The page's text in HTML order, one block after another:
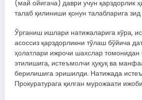
(май ойигача) даври учун қарздорлик
талаб қилиниши қонун талабларига
Ўрганиш ишлари натижаларига кўра,
асоссиз қарздорликни тўлаш бўйича
ҳолатлари ижрочи шахслар
этилишига, истеъмолчи ҳуқуқ ва
берилишига эришилди. Натижада
Прокуратурага қилган мурожаати